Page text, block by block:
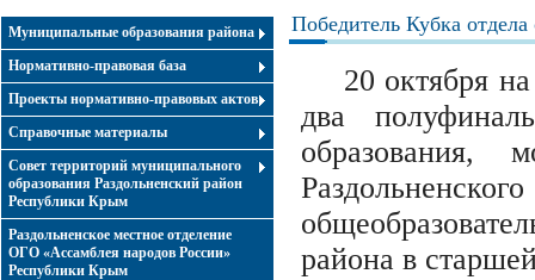
Муниципальные образования района
Нормативно-правовая база
Проекты нормативно-правовых актов
Справочные материалы
Совет территорий муниципального
образования Раздольненский район
Республики Крым
Раздольненское местное отделение
ОГО «Ассамблея народов России»
Республики Крым
Победитель Кубка
20 октября
два
образования,
района в